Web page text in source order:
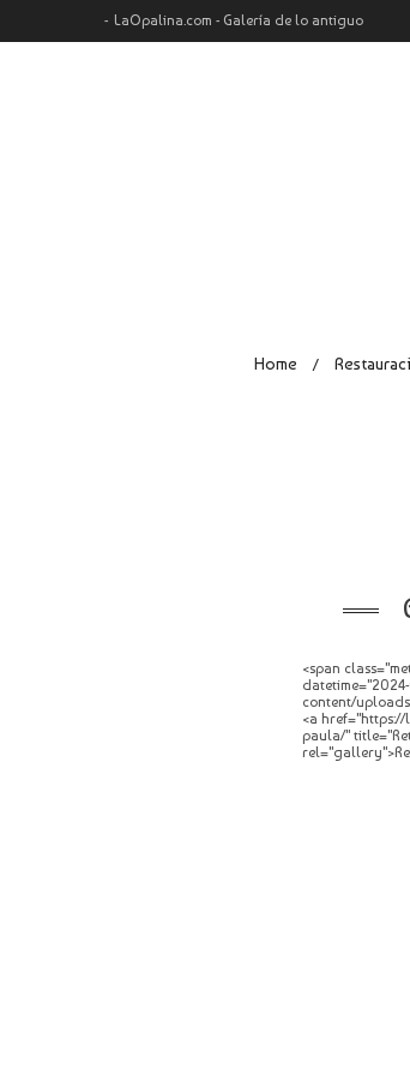
LaOpalina.com - Galería de lo antiguo
Home /
<span
content/
<a
paula/"